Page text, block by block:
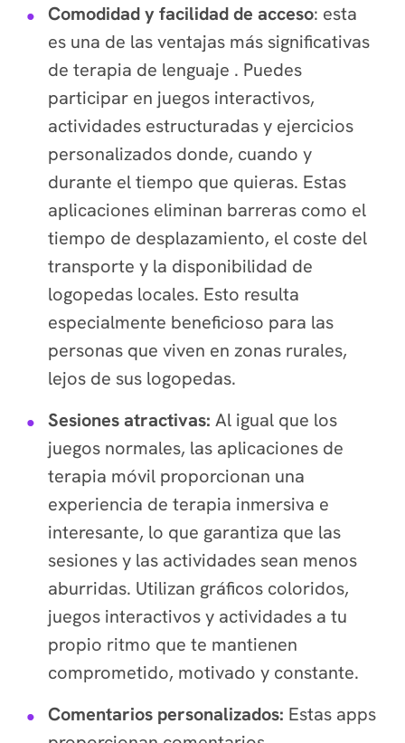
Comodidad y facilidad de acceso: esta
es una de las ventajas más significativas
de terapia de lenguaje . Puedes
participar en juegos interactivos,
actividades estructuradas y ejercicios
personalizados donde, cuando y
durante el tiempo que quieras. Estas
aplicaciones eliminan barreras como el
tiempo de desplazamiento, el coste del
transporte y la disponibilidad de
logopedas locales. Esto resulta
especialmente beneficioso para las
personas que viven en zonas rurales,
lejos de sus logopedas.
Sesiones atractivas: Al igual que los
juegos normales, las aplicaciones de
terapia móvil proporcionan una
experiencia de terapia inmersiva e
interesante, lo que garantiza que las
sesiones y las actividades sean menos
aburridas. Utilizan gráficos coloridos,
juegos interactivos y actividades a tu
propio ritmo que te mantienen
comprometido, motivado y constante.
Comentarios personalizados: Estas apps